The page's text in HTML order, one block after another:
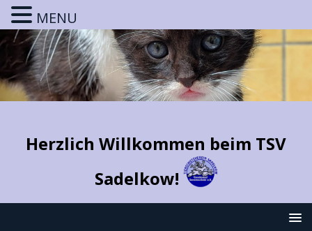
Herzlich Willkommen beim TSV
Sadelkow!
MENU